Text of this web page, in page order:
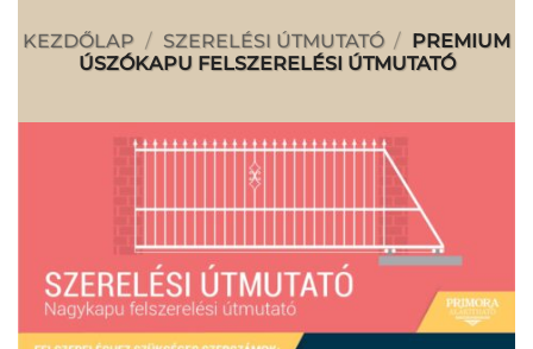
KEZDŐLAP / SZERELÉSI ÚTMUTATÓ / PREMIUM
ÚSZÓKAPU FELSZERELÉSI ÚTMUTATÓ